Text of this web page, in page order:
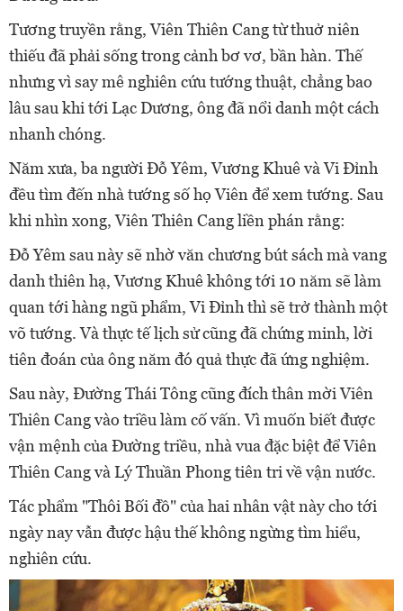
Tương truyền rằng, Viên Thiên Cang từ thuở niên
thiếu đã phải sống trong cảnh bơ vơ, bần hàn. Thế
nhưng vì say mê nghiên cứu tướng thuật, chẳng bao
lâu sau khi tới Lạc Dương, ông đã nổi danh một cách
nhanh chóng.
Năm xưa, ba người Đỗ Yêm, Vương Khuê và Vi Đỉnh
đều tìm đến nhà tướng số họ Viên để xem tướng. Sau
khi nhìn xong, Viên Thiên Cang liền phán rằng:
Đỗ Yêm sau này sẽ nhờ văn chương bút sách mà vang
danh thiên hạ, Vương Khuê không tới 10 năm sẽ làm
quan tới hàng ngũ phẩm, Vi Đỉnh thì sẽ trở thành một
võ tướng. Và thực tế lịch sử cũng đã chứng minh, lời
tiên đoán của ông năm đó quả thực đã ứng nghiệm.
Sau này, Đường Thái Tông cũng đích thân mời Viên
Thiên Cang vào triều làm cố vấn. Vì muốn biết được
vận mệnh của Đường triều, nhà vua đặc biệt để Viên
Thiên Cang và Lý Thuần Phong tiên tri về vận nước.
Tác phẩm "Thôi Bối đồ" của hai nhân vật này cho tới
ngày nay vẫn được hậu thế không ngừng tìm hiểu,
nghiên cứu.